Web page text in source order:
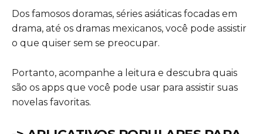
Dos famosos doramas, séries asiáticas focadas em
drama, até os dramas mexicanos, você pode assistir
o que quiser sem se preocupar.
Portanto, acompanhe a leitura e descubra quais
são os apps que você pode usar para assistir suas
novelas favoritas.